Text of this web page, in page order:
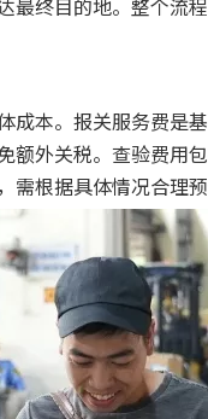
终目的地。整个流
本。报关服务费是
外关税。查验费用
根据具体情况合理预